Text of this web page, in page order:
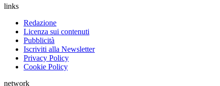
links
Redazione
Licenza sui contenuti
Pubblicità
Iscriviti alla Newsletter
Privacy Policy
Cookie Policy
network